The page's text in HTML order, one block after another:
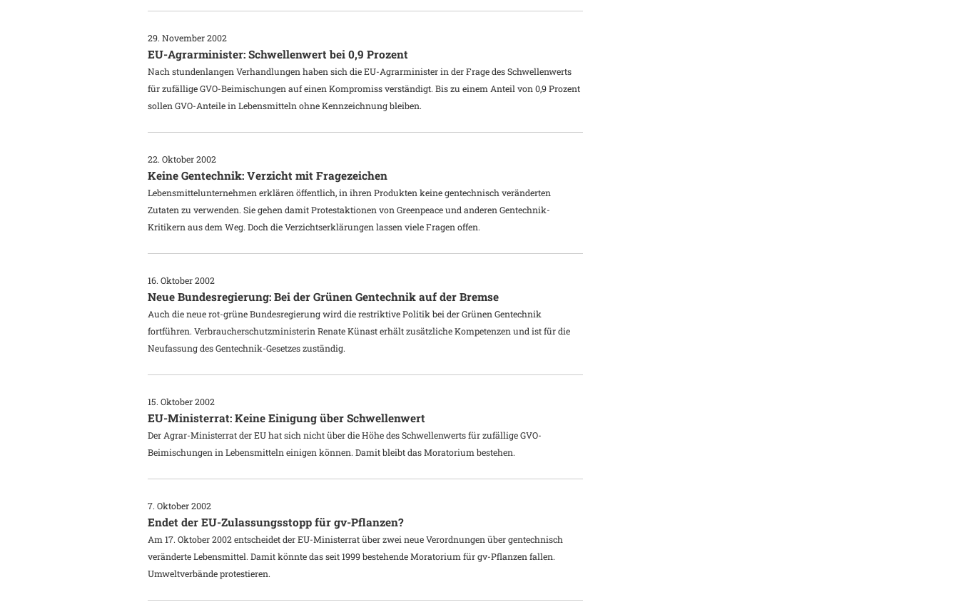
29. November 2002
EU-Agrarminister: Schwellenwert bei 0,9 Prozent
Nach stundenlangen Verhandlungen haben sich die EU-Agrarminister in der Frage des Schwellenwerts
für zufällige GVO-Beimischungen auf einen Kompromiss verständigt. Bis zu einem Anteil von 0,9 Prozent
sollen GVO-Anteile in Lebensmitteln ohne Kennzeichnung bleiben.
22. Oktober 2002
Keine Gentechnik: Verzicht mit Fragezeichen
Lebensmittelunternehmen erklären öffentlich, in ihren Produkten keine gentechnisch veränderten
Zutaten zu verwenden. Sie gehen damit Protestaktionen von Greenpeace und anderen Gentechnik-
Kritikern aus dem Weg. Doch die Verzichtserklärungen lassen viele Fragen offen.
16. Oktober 2002
Neue Bundesregierung: Bei der Grünen Gentechnik auf der Bremse
Auch die neue rot-grüne Bundesregierung wird die restriktive Politik bei der Grünen Gentechnik
fortführen. Verbraucherschutzministerin Renate Künast erhält zusätzliche Kompetenzen und ist für die
Neufassung des Gentechnik-Gesetzes zuständig.
15. Oktober 2002
EU-Ministerrat: Keine Einigung über Schwellenwert
Der Agrar-Ministerrat der EU hat sich nicht über die Höhe des Schwellenwerts für zufällige GVO-
Beimischungen in Lebensmitteln einigen können. Damit bleibt das Moratorium bestehen.
7. Oktober 2002
Endet der EU-Zulassungsstopp für gv-Pflanzen?
Am 17. Oktober 2002 entscheidet der EU-Ministerrat über zwei neue Verordnungen über gentechnisch
veränderte Lebensmittel. Damit könnte das seit 1999 bestehende Moratorium für gv-Pflanzen fallen.
Umweltverbände protestieren.